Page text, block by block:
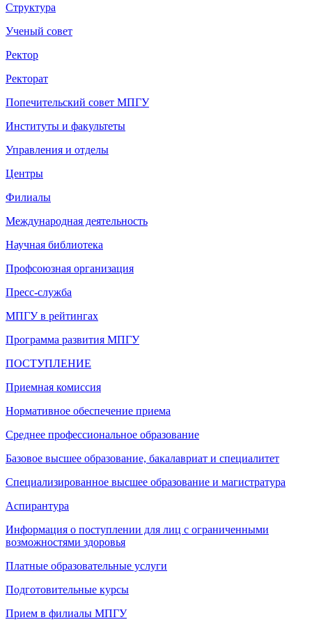
Структура
Ученый совет
Ректор
Ректорат
Попечительский совет МПГУ
Институты и факультеты
Управления и отделы
Центры
Филиалы
Международная деятельность
Научная библиотека
Профсоюзная организация
Пресс-служба
МПГУ в рейтингах
Программа развития МПГУ
ПОСТУПЛЕНИЕ
Приемная комиссия
Нормативное обеспечение приема
Среднее профессиональное образование
Базовое высшее образование, бакалавриат и специалитет
Специализированное высшее образование и магистратура
Аспирантура
Информация о поступлении для лиц с ограниченными
возможностями здоровья
Платные образовательные услуги
Подготовительные курсы
Прием в филиалы МПГУ